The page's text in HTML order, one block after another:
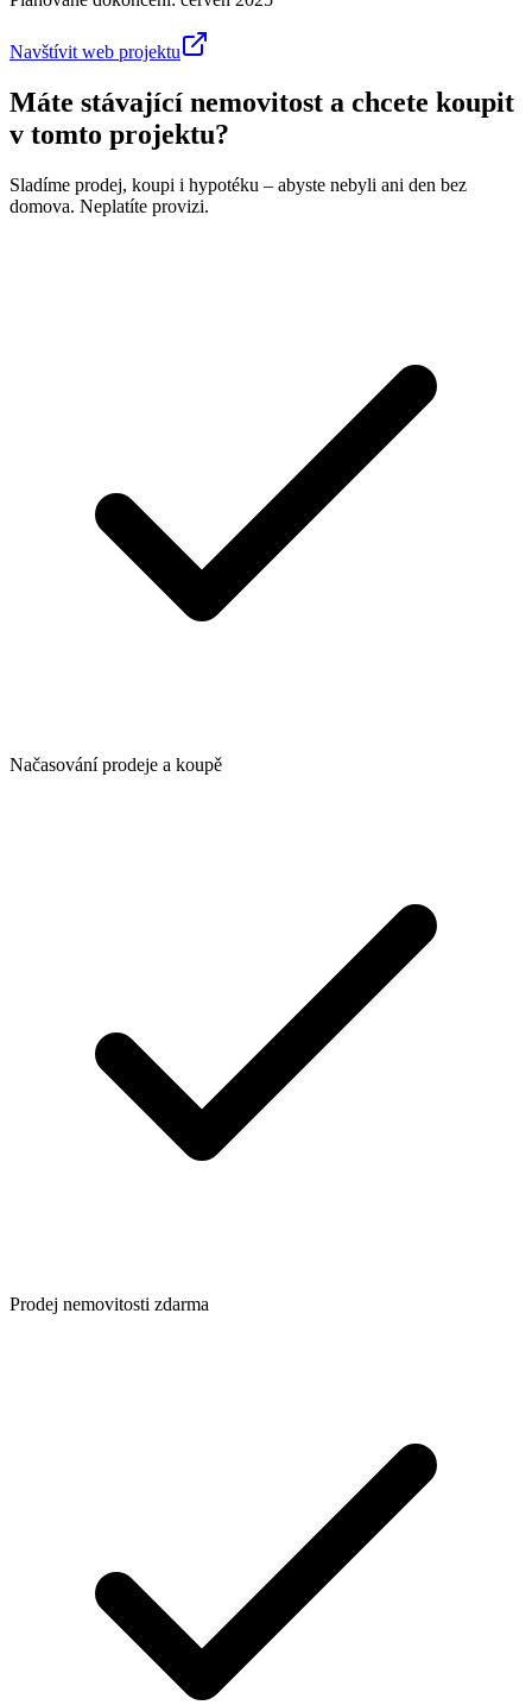
Navštívit web projektu
Máte stávající nemovitost a chcete koupit
v tomto projektu?
Sladíme prodej, koupi i hypotéku – abyste nebyli ani den bez
domova. Neplatíte provizi.
Načasování prodeje a koupě
Prodej nemovitosti zdarma